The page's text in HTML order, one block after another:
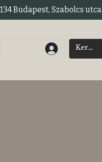
Budapest, Szabolcs utca